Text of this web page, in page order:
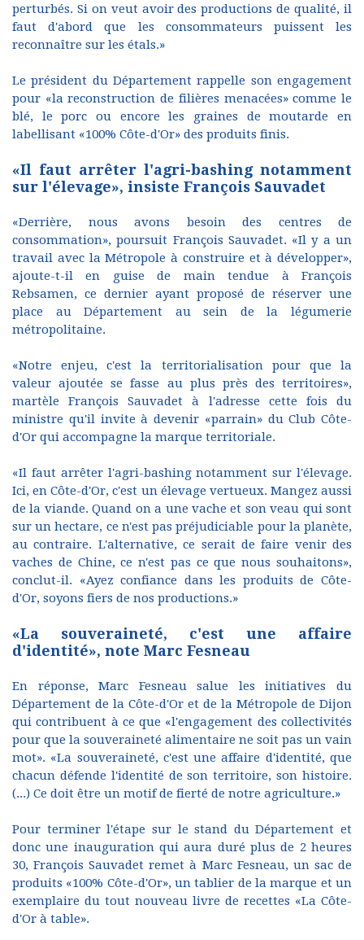
perturbés. Si on veut avoir des productions de qualité, il
faut d'abord que les consommateurs puissent les
reconnaître sur les étals.»
Le président du Département rappelle son engagement
pour «la reconstruction de filières menacées» comme le
blé, le porc ou encore les graines de moutarde en
labellisant «100% Côte-d'Or» des produits finis.
«Il faut arrêter l'agri-bashing notamment
sur l'élevage», insiste François Sauvadet
«Derrière, nous avons besoin des centres de
consommation», poursuit François Sauvadet. «Il y a un
travail avec la Métropole à construire et à développer»,
ajoute-t-il en guise de main tendue à François
Rebsamen, ce dernier ayant proposé de réserver une
place au Département au sein de la légumerie
métropolitaine.
«Notre enjeu, c'est la territorialisation pour que la
valeur ajoutée se fasse au plus près des territoires»,
martèle François Sauvadet à l'adresse cette fois du
ministre qu'il invite à devenir «parrain» du Club Côte-
d'Or qui accompagne la marque territoriale.
«Il faut arrêter l'agri-bashing notamment sur l'élevage.
Ici, en Côte-d'Or, c'est un élevage vertueux. Mangez aussi
de la viande. Quand on a une vache et son veau qui sont
sur un hectare, ce n'est pas préjudiciable pour la planète,
au contraire. L'alternative, ce serait de faire venir des
vaches de Chine, ce n'est pas ce que nous souhaitons»,
conclut-il. «Ayez confiance dans les produits de Côte-
d'Or, soyons fiers de nos productions.»
«La souveraineté, c'est une affaire
d'identité», note Marc Fesneau
En réponse, Marc Fesneau salue les initiatives du
Département de la Côte-d'Or et de la Métropole de Dijon
qui contribuent à ce que «l'engagement des collectivités
pour que la souveraineté alimentaire ne soit pas un vain
mot». «La souveraineté, c'est une affaire d'identité, que
chacun défende l'identité de son territoire, son histoire.
(...) Ce doit être un motif de fierté de notre agriculture.»
Pour terminer l'étape sur le stand du Département et
donc une inauguration qui aura duré plus de 2 heures
30, François Sauvadet remet à Marc Fesneau, un sac de
produits «100% Côte-d'Or», un tablier de la marque et un
exemplaire du tout nouveau livre de recettes «La Côte-
d'Or à table».